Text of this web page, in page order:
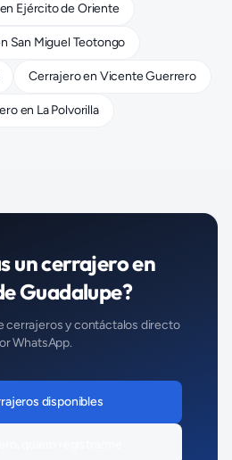
Ejército de Oriente
San Miguel Teotongo
Cerrajeroen Vicente Guerrero
en La Polvorilla
uncerrajeroen
Guadalupe?
cerrajerosy contáctalos directo
WhatsApp.
disponibles